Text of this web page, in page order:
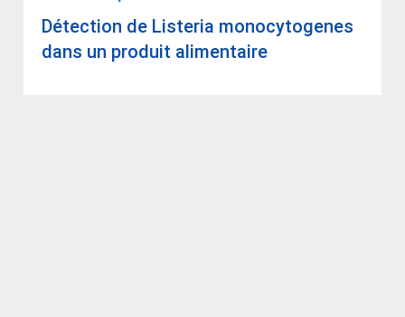
Détec­tion de Lis­te­ria mono­cy­to­genes
dans un pro­duit ali­men­taire